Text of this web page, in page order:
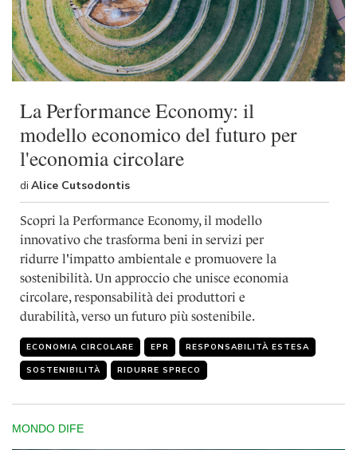
La Performance Economy: il
modello economico del futuro per
l'economia circolare
di Alice Cutsodontis
Scopri la Performance Economy, il modello
innovativo che trasforma beni in servizi per
ridurre l'impatto ambientale e promuovere la
sostenibilità. Un approccio che unisce economia
circolare, responsabilità dei produttori e
durabilità, verso un futuro più sostenibile.
ECONOMIA CIRCOLARE EPR RESPONSABILITÀ ESTESA
SOSTENIBILITÀ RIDURRE SPRECO
MONDO DIFE